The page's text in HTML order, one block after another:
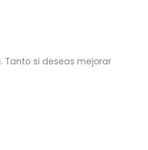
si deseas mejorar